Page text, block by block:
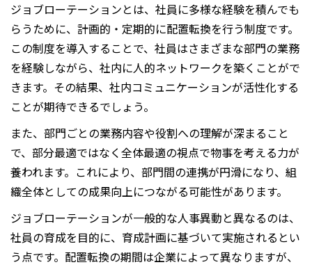
ジョブローテーションとは、社員に多様な経験を積んでも
らうために、計画的・定期的に配置転換を行う制度です。
この制度を導入することで、社員はさまざまな部門の業務
を経験しながら、社内に人的ネットワークを築くことがで
きます。その結果、社内コミュニケーションが活性化する
ことが期待できるでしょう。
また、部門ごとの業務内容や役割への理解が深まること
で、部分最適ではなく全体最適の視点で物事を考える力が
養われます。これにより、部門間の連携が円滑になり、組
織全体としての成果向上につながる可能性があります。
ジョブローテーションが一般的な人事異動と異なるのは、
社員の育成を目的に、育成計画に基づいて実施されるとい
う点です。配置転換の期間は企業によって異なりますが、